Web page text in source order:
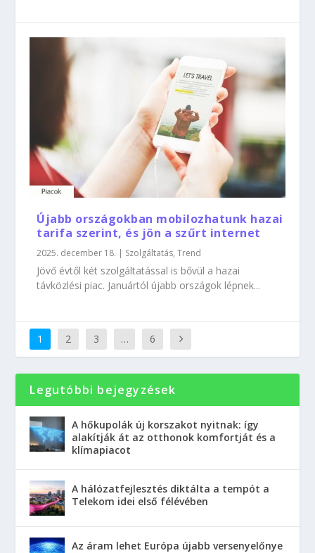
Újabb országokban mobilozhatunk hazai
tarifa szerint, és jön a szűrt internet
2025. december 18. | Szolgáltatás,Trend
Jövő évtől két szolgáltatással is bővül a hazai
távközlési piac. Januártól újabb országok lépnek...
1 2 3 … 6
Legutóbbi bejegyzések
A hőkupolák új korszakot nyitnak: így
alakítják át az otthonok komfortját és a
klímapiacot
A hálózatfejlesztés diktálta a tempót a
Telekom idei első félévében
Az áram lehet Európa újabb versenyelőnye